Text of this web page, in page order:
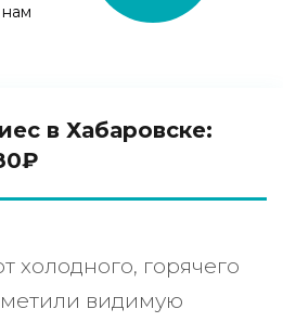
в Хабаровске:
холодного, горячего
видимую